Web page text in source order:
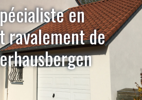
en
ravalement de